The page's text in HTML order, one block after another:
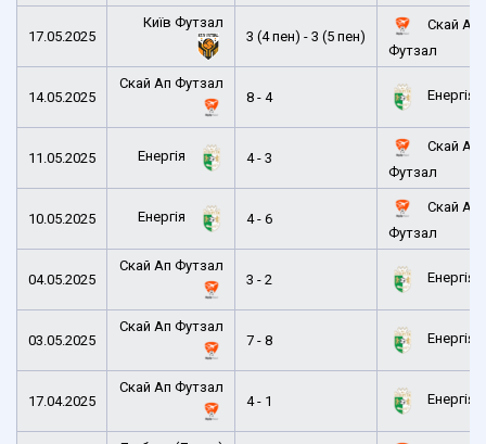
17.05.2025
Київ Футзал
3 (4 пен) - 3 (5 пен)
Скай Ап
Футзал
14.05.2025
Скай Ап Футзал
8 - 4
Енергія
11.05.2025 Енергія 4 - 3
Скай Ап
Футзал
10.05.2025 Енергія 4 - 6
Скай Ап
Футзал
04.05.2025
Скай Ап Футзал
3 - 2
Енергія
03.05.2025
Скай Ап Футзал
7 - 8
Енергія
17.04.2025
Скай Ап Футзал
4 - 1
Енергія